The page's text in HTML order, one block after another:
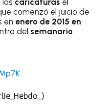
caricaturas el
comenzó el juicio de
en enero de 2015 en
del semanario